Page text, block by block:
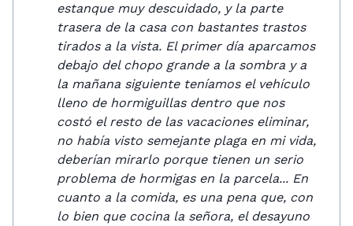
estanque muy descuidado, y la parte
trasera de la casa con bastantes trastos
tirados a la vista. El primer día aparcamos
debajo del chopo grande a la sombra y a
la mañana siguiente teníamos el vehículo
lleno de hormiguillas dentro que nos
costó el resto de las vacaciones eliminar,
no había visto semejante plaga en mi vida,
deberían mirarlo porque tienen un serio
problema de hormigas en la parcela... En
cuanto a la comida, es una pena que, con
lo bien que cocina la señora, el desayuno